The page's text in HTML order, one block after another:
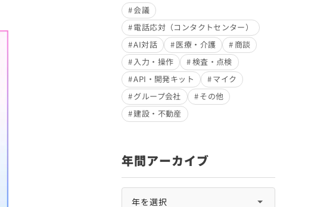
会議
電話応対（コンタクトセンター）
AI対話
医療・介護
商談
入力・操作
検査・点検
API・開発キット
マイク
グループ会社
その他
建設・不動産
年間アーカイブ